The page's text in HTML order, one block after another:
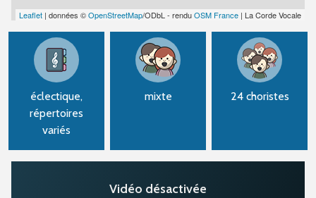
Leaflet | données ©OpenStreetMap/ODbL - renduOSM France | La Corde Vocale
éclectique,
répertoires
variés
mixte 24 choristes
Vidéo désactivée